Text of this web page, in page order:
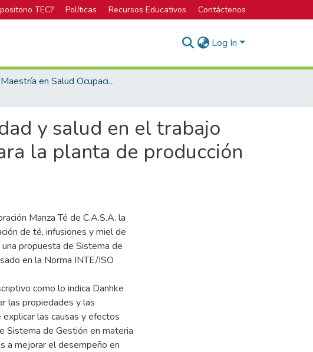
TEC? Políticas Recursos Educativos Contáctenos
Log In
Maestría en Salud Ocupacional con énfasis en Higiene Ambiental
y salud en el trabajo
la planta de producción
Manza Té de C.A.S.A. la
de té, infusiones y miel de
propuesta de Sistema de
en la Norma INTE/ISO
como lo indica Danhke
las propiedades y las
las causas y efectos
Sistema de Gestión en materia
a mejorar el desempeño en